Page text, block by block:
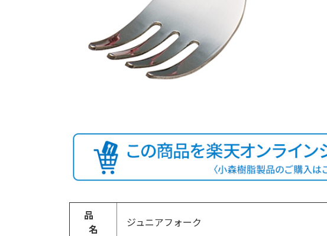
品
名
ジュニアフォーク